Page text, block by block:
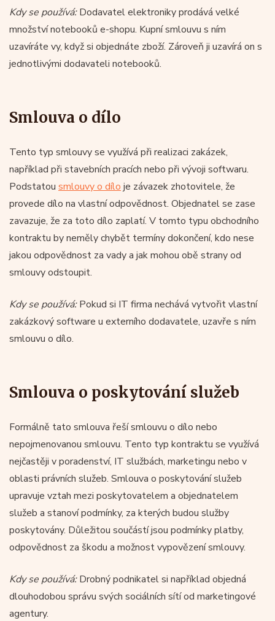
Kdy se používá:Dodavatel elektroniky prodává velké
množství notebooků e-shopu. Kupní smlouvu s ním
uzavíráte vy, když si objednáte zboží. Zároveň ji uzavírá on s
jednotlivými dodavateli notebooků.
Smlouva o dílo
Tento typ smlouvy se využívá při realizaci zakázek,
například při stavebních pracích nebo při vývoji softwaru.
Podstatou smlouvy o dílo je závazek zhotovitele, že
provede dílo na vlastní odpovědnost. Objednatel se zase
zavazuje, že za toto dílo zaplatí. V tomto typu obchodního
kontraktu by neměly chybět termíny dokončení, kdo nese
jakou odpovědnost za vady a jak mohou obě strany od
smlouvy odstoupit.
Kdy se používá:Pokud si IT firma nechává vytvořit vlastní
zakázkový software u externího dodavatele, uzavře s ním
smlouvu o dílo.
Smlouva o poskytování služeb
Formálně tato smlouva řeší smlouvu o dílo nebo
nepojmenovanou smlouvu. Tento typ kontraktu se využívá
nejčastěji v poradenství, IT službách, marketingu nebo v
oblasti právních služeb. Smlouva o poskytování služeb
upravuje vztah mezi poskytovatelem a objednatelem
služeb a stanoví podmínky, za kterých budou služby
poskytovány. Důležitou součástí jsou podmínky platby,
odpovědnost za škodu a možnost vypovězení smlouvy.
Kdy se používá:Drobný podnikatel si například objedná
dlouhodobou správu svých sociálních sítí od marketingové
agentury.